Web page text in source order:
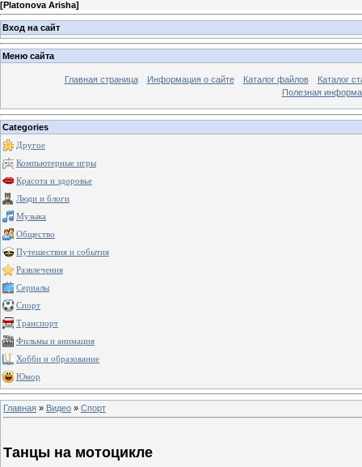
[Platonova Arisha]
Вход на сайт
Меню сайта
Главная страница Информация о сайте Каталог файлов
Каталог
Полезная
Categories
Другое
Компьютерные игры
Красота и здоровье
Люди и блоги
Музыка
Общество
Путешествия и события
Развлечения
Сериалы
Спорт
Транспорт
Фильмы и анимация
Хобби и образование
Юмор
Главная » Видео » Спорт
Танцы на мотоцикле